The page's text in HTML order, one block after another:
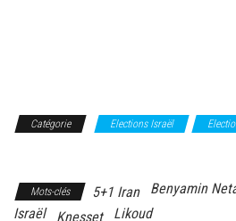
Catégorie Elections Israël
Mots-clés 5+1 Iran Benyamin
Israël
Knesset Likoud